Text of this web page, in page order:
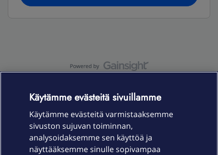
Laitteet & liittymät
Käytämme evästeitä sivuillamme
Käytämme evästeitä varmistaaksemme
sivuston sujuvan toiminnan,
analysoidaksemme sen käyttöä ja
näyttääksemme sinulle sopivampaa